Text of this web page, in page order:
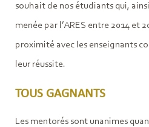
souhait de nos étudiants qui,
menée par l’ARES entre 2014 et
proximité avec les enseignants
leur réussite.
TOUS GAGNANTS
Les mentorés sont unanimes